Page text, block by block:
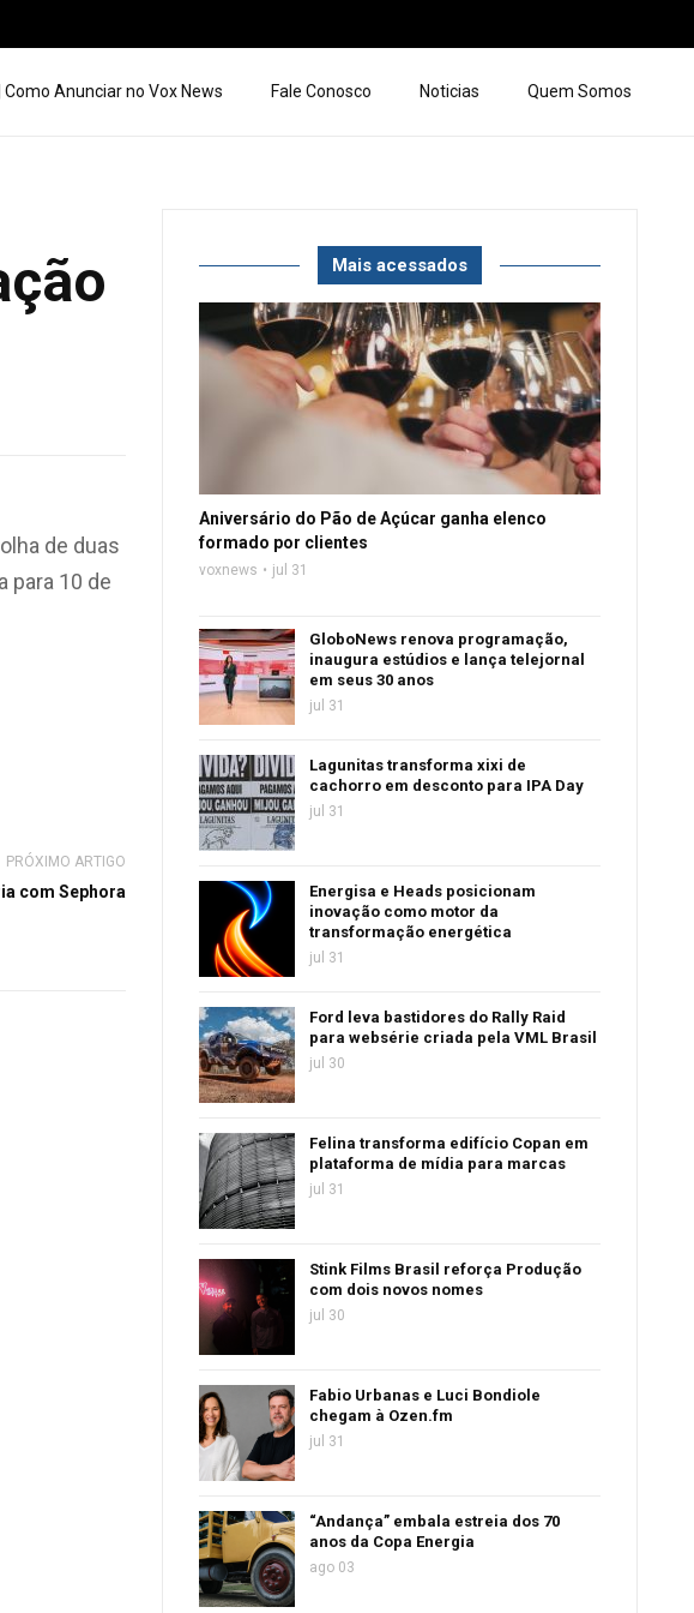
Como Anunciar no Vox News Fale Conosco Noticias Quem Somos
de duas
para 10 de
PRÓXIMO ARTIGO
com Sephora
Mais acessados
Aniversário do Pão de Açúcar ganha elenco
formado por clientes
voxnews jul 31
GloboNews renova programação,
inaugura estúdios e lança telejornal
em seus 30 anos
jul 31
Lagunitas transforma xixi de
cachorro em desconto para IPA Day
jul 31
Energisa e Heads posicionam
inovação como motor da
transformação energética
jul 31
Ford leva bastidores do Rally Raid
para websérie criada pela VML Brasil
jul 30
Felina transforma edifício Copan em
plataforma de mídia para marcas
jul 31
Stink Films Brasil reforça Produção
com dois novos nomes
jul 30
Fabio Urbanas e Luci Bondiole
chegam à Ozen.fm
jul 31
“Andança” embala estreia dos 70
anos da Copa Energia
ago 03